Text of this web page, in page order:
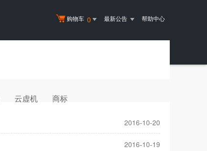
购物车 0 最新公告 帮助中心
云虚机 商标
2016-10-20
2016-10-19